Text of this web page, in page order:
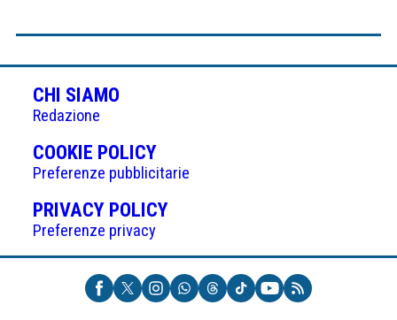
CHI SIAMO
Redazione
COOKIE POLICY(APRE
IN
UNA
NUOVA
Preferenze pubblicitarie
PRIVACY POLICY(APRE
UNA
NUOVA
SCHEDA)
Preferenze privacy